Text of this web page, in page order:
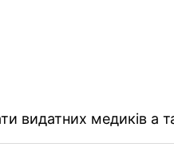
видатних медиків а